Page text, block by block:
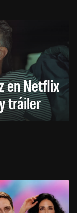
en Netflix
tráiler